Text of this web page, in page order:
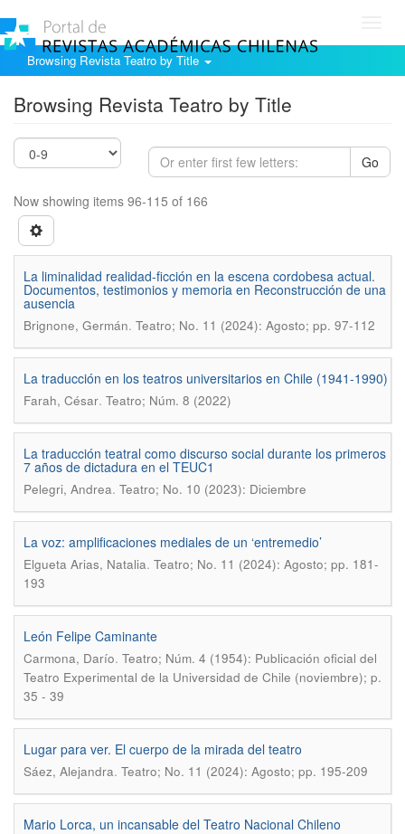
Browsing Revista Teatro by Title
Browsing Revista Teatro by Title
Go
Now showing items 96-115 of 166
La liminalidad realidad-ficción en la escena cordobesa actual.
Documentos, testimonios y memoria en Reconstrucción de una
ausencia
Brignone, Germán. Teatro; No. 11 (2024): Agosto; pp. 97-112
La traducción en los teatros universitarios en Chile (1941-1990)
Farah, César. Teatro; Núm. 8 (2022)
La traducción teatral como discurso social durante los primeros
7 años de dictadura en el TEUC1
Pelegri, Andrea. Teatro; No. 10 (2023): Diciembre
La voz: amplificaciones mediales de un ‘entremedio’
Elgueta Arias, Natalia. Teatro; No. 11 (2024): Agosto; pp. 181-
193
León Felipe Caminante
Carmona, Darío. Teatro; Núm. 4 (1954): Publicación oficial del
Teatro Experimental de la Universidad de Chile (noviembre); p.
35 - 39
Lugar para ver. El cuerpo de la mirada del teatro
Sáez, Alejandra. Teatro; No. 11 (2024): Agosto; pp. 195-209
Mario Lorca, un incansable del Teatro Nacional Chileno